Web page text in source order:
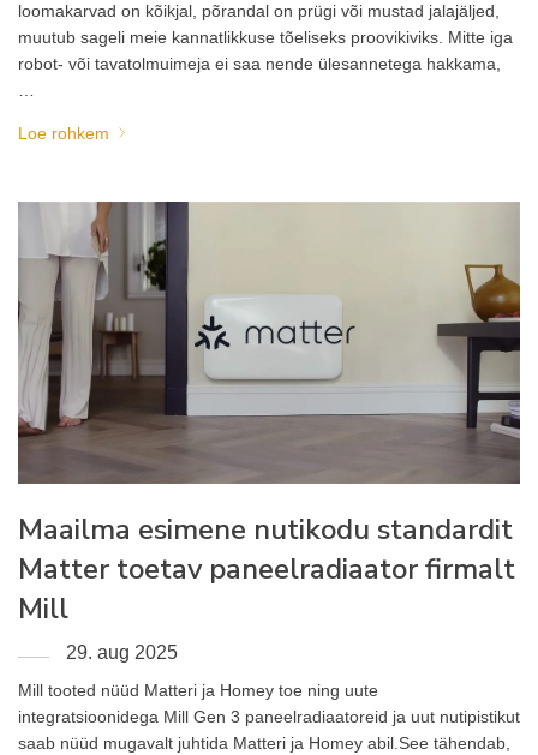
loomakarvad on kõikjal, põrandal on prügi või mustad jalajäljed,
muutub sageli meie kannatlikkuse tõeliseks proovikiviks. Mitte iga
robot- või tavatolmuimeja ei saa nende ülesannetega hakkama,
…
Loe rohkem
Maailma esimene nutikodu standardit
Matter toetav paneelradiaator firmalt
Mill
29. aug 2025
Mill tooted nüüd Matteri ja Homey toe ning uute
integratsioonidega Mill Gen 3 paneelradiaatoreid ja uut nutipistikut
saab nüüd mugavalt juhtida Matteri ja Homey abil.See tähendab,